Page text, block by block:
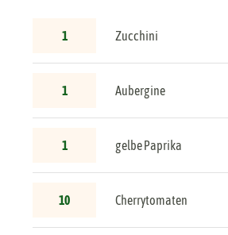
1 Zucchini
1 Aubergine
1 gelbe Paprika
10 Cherrytomaten